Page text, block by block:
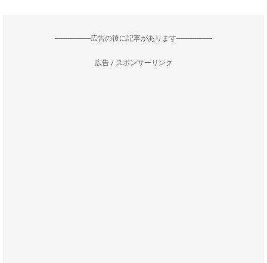
--------------------広告の後に記事があります--------------------
広告 / スポンサーリンク